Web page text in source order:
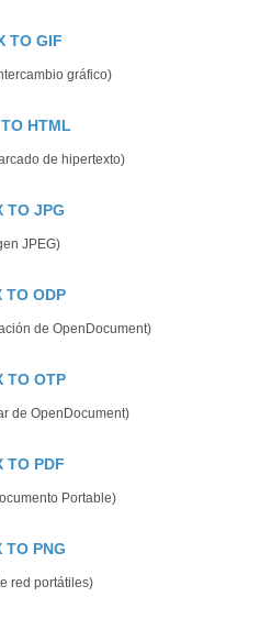
TO GIF
gráfico)
HTML
de hipertexto)
TO JPG
JPEG)
TO ODP
de OpenDocument)
TO OTP
de OpenDocument)
TO PDF
Portable)
TO PNG
red portátiles)